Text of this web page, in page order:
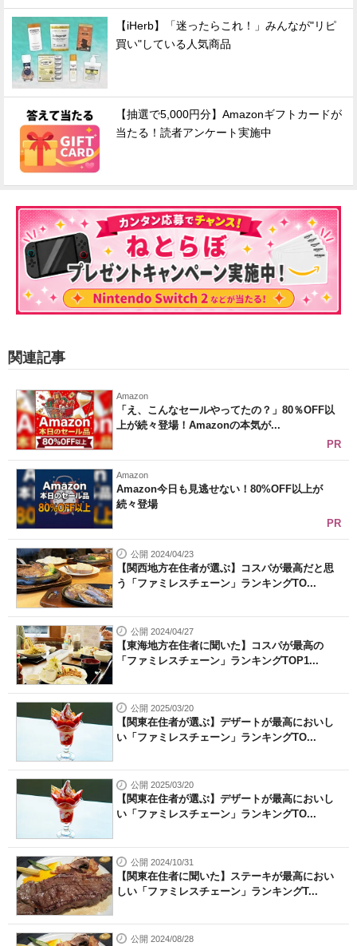
【iHerb】「迷ったらこれ！」みんなが"リピ
買い"している人気商品
【抽選で5,000円分】Amazonギフトカードが
当たる！読者アンケート実施中
関連記事
Amazon
「え、こんなセールやってたの？」80％OFF以
上が続々登場！Amazonの本気が...
PR
Amazon
Amazon今日も見逃せない！80%OFF以上が
続々登場
PR
公開 2024/04/23
【関西地方在住者が選ぶ】コスパが最高だと思
う「ファミレスチェーン」ランキングTO...
公開 2024/04/27
【東海地方在住者に聞いた】コスパが最高の
「ファミレスチェーン」ランキングTOP1...
公開 2025/03/20
【関東在住者が選ぶ】デザートが最高においし
い「ファミレスチェーン」ランキングTO...
公開 2025/03/20
【関東在住者が選ぶ】デザートが最高においし
い「ファミレスチェーン」ランキングTO...
公開 2024/10/31
【関東在住者に聞いた】ステーキが最高におい
しい「ファミレスチェーン」ランキングT...
公開 2024/08/28